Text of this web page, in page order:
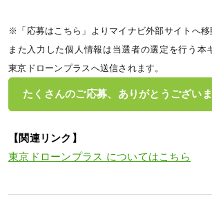
※「応募はこちら」よりマイナビ外部サイトへ移
また入力した個人情報は当選者の選定を行う本
東京ドローンプラスへ送信されます。
たくさんのご応募、ありがとうござい
【関連リンク】
東京ドローンプラス についてはこちら